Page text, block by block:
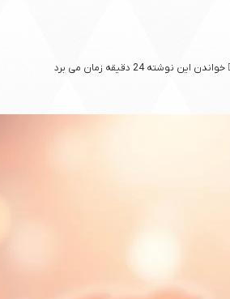
خواندن این نوشته 24 دقیقه زمان می برد